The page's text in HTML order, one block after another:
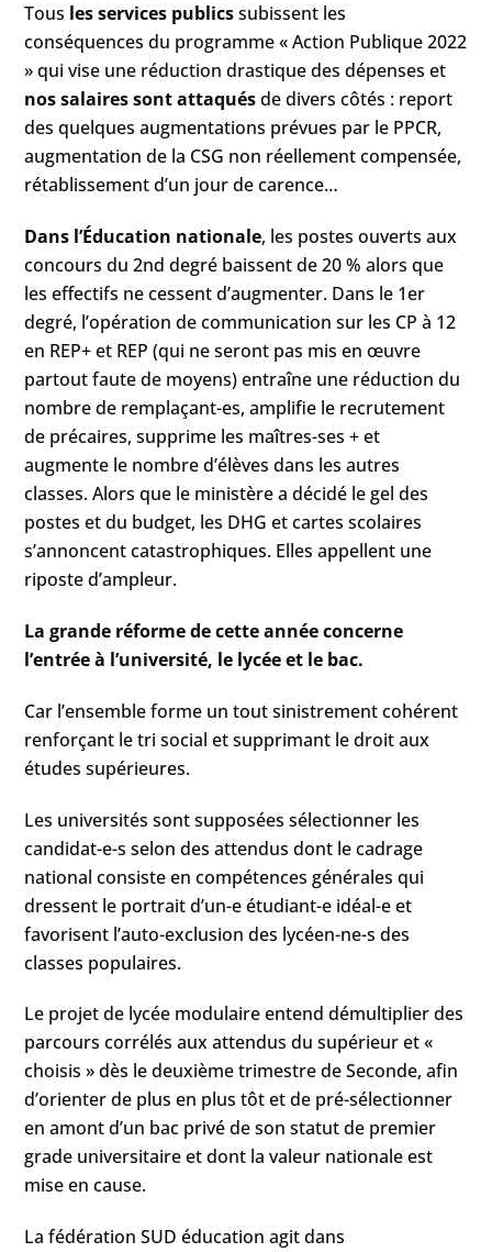
Tous les services publicssubissent les
conséquences du programme « Action Publique 2022
» qui vise une réduction drastique des dépenses et
nos salaires sont attaquésde divers côtés : report
des quelques augmentations prévues par le PPCR,
augmentation de la CSG non réellement compensée,
rétablissement d’un jour de carence…
Dans l’Éducation nationale, les postes ouverts aux
concours du 2nd degré baissent de 20 % alors que
les effectifs ne cessent d’augmenter. Dans le 1er
degré, l’opération de communication sur les CP à 12
en REP+ et REP (qui ne seront pas mis en œuvre
partout faute de moyens) entraîne une réduction du
nombre de remplaçant-es, amplifie le recrutement
de précaires, supprime les maîtres-ses + et
augmente le nombre d’élèves dans les autres
classes. Alors que le ministère a décidé le gel des
postes et du budget, les DHG et cartes scolaires
s’annoncent catastrophiques. Elles appellent une
riposte d’ampleur.
La grande réforme de cette année concerne
l’entrée à l’université, le lycée et le bac.
Car l’ensemble forme un tout sinistrement cohérent
renforçant le tri social et supprimant le droit aux
études supérieures.
Les universités sont supposées sélectionner les
candidat-e-s selon des attendus dont le cadrage
national consiste en compétences générales qui
dressent le portrait d’un-e étudiant-e idéal-e et
favorisent l’auto-exclusion des lycéen-ne-s des
classes populaires.
Le projet de lycée modulaire entend démultiplier des
parcours corrélés aux attendus du supérieur et «
choisis » dès le deuxième trimestre de Seconde, afin
d’orienter de plus en plus tôt et de pré-sélectionner
en amont d’un bac privé de son statut de premier
grade universitaire et dont la valeur nationale est
mise en cause.
La fédération SUD éducation agit dans